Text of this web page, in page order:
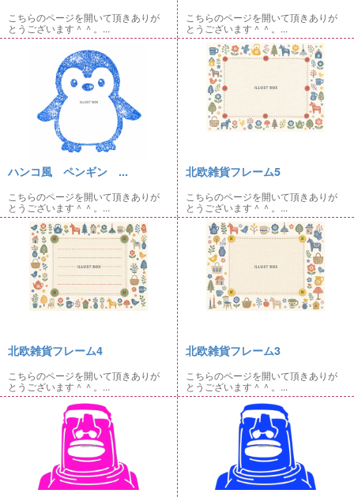
こちらのページを開いて頂きありが
とうございます＾＾。...
こちらのページを開いて頂きありが
とうございます＾＾。...
ハンコ風 ペンギン ...
こちらのページを開いて頂きありが
とうございます＾＾。...
北欧雑貨フレーム5
こちらのページを開いて頂きありが
とうございます＾＾。...
北欧雑貨フレーム4
こちらのページを開いて頂きありが
とうございます＾＾。...
北欧雑貨フレーム3
こちらのページを開いて頂きありが
とうございます＾＾。...